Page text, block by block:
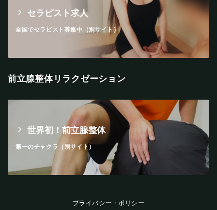
セラピスト求人
全国でセラピスト募集中（別サイト）
前立腺整体リラクゼーション
世界初！前立腺整体
第一のチャクラ（別サイト）
プライバシー・ポリシー